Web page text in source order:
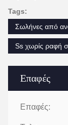
Επαφές
Επαφές:
Tags:
Σωλήνες από
Ss χωρίς ραφή